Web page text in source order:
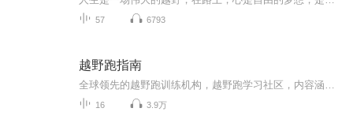
57 6793
越野跑指南
16 3.9万